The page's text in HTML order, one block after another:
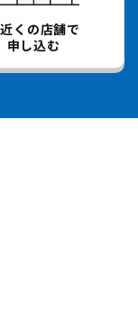
くの店舗で
申し込む